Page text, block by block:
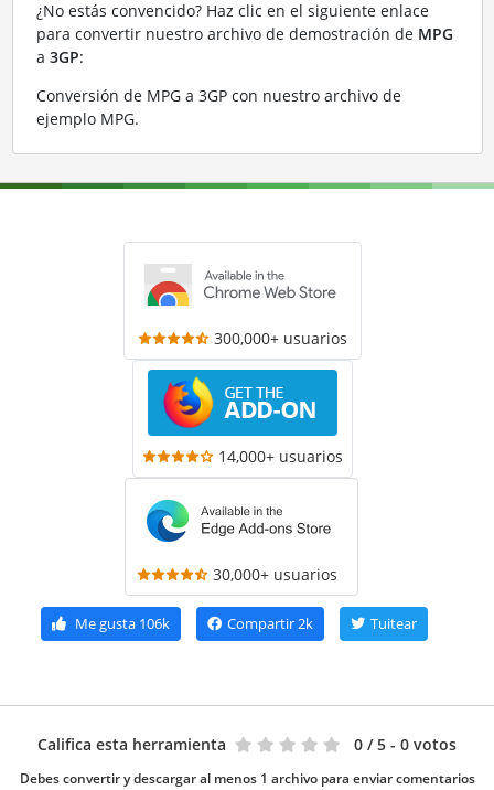
¿No estás convencido? Haz clic en el siguiente enlace
para convertir nuestro archivo de demostración de MPG
a 3GP:
Conversión de MPG a 3GP con nuestro archivo de
ejemplo MPG.
300,000+ usuarios
14,000+ usuarios
30,000+ usuarios
Me gusta106k Compartir2k Tuitear
Califica esta herramienta 0 / 5 - 0 votos
Debes convertir y descargar al menos 1 archivo para enviar comentarios